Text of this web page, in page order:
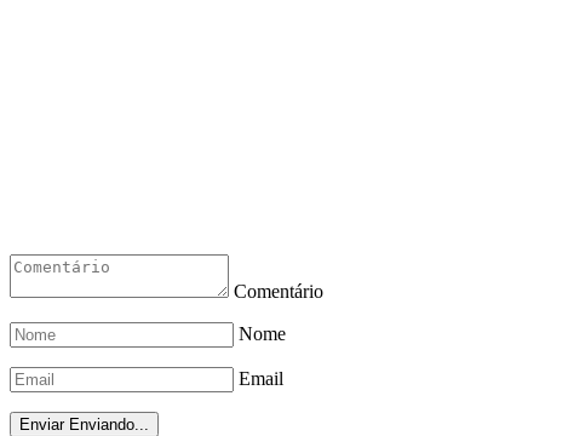
Comentário
Nome
Email
Enviar Enviando...